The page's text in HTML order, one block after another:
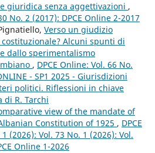
giuridica senza aggettivazioni ,
No. 2 (2017): DPCE Online 2-2017
Verso un giudizio
Alcuni spunti di
dallo sperimentalismo
, DPCE Online: Vol. 66 No.
- SP1 2025 - Giurisdizioni
politici. Riflessioni in chiave
di R. Tarchi
view of the mandate of
Constitution of 1925 , DPCE
(2026): Vol. 73 No. 1 (2026): Vol.
Online 1-2026